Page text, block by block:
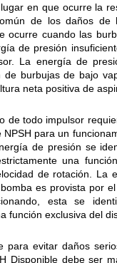
en que ocurre la
de los daños de
ocurre cuando las
de presión
La energía de
de burbujas de bajo
neta positiva de
de todo impulsor
para un
de presión se
una
de rotación. La
es provista por
esta se
función exclusiva del
para evitar daños
Disponible debe ser